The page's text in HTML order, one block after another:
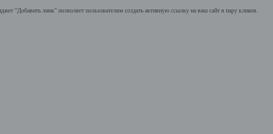
“Добавить линк” позволяет пользователям создать активную ссылку на ваш сайт в пару кликов.